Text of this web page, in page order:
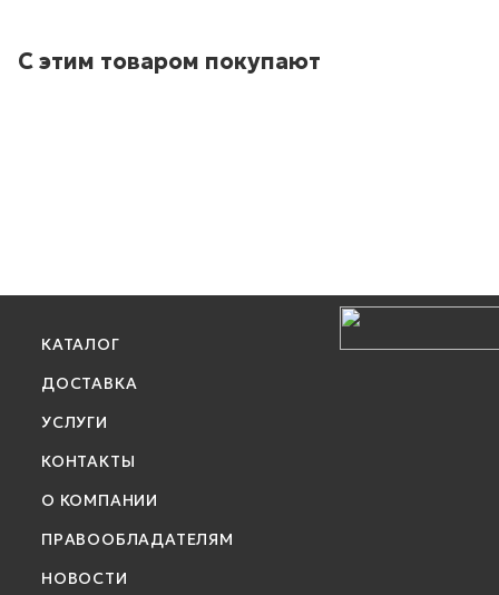
С этим товаром покупают
КАТАЛОГ
ДОСТАВКА
УСЛУГИ
КОНТАКТЫ
О КОМПАНИИ
ПРАВООБЛАДАТЕЛЯМ
НОВОСТИ